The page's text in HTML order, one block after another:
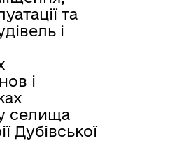
та
і
і
селища
Дубівської